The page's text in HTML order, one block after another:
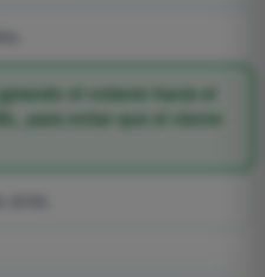
el volante hacia el
para evitar que el viento